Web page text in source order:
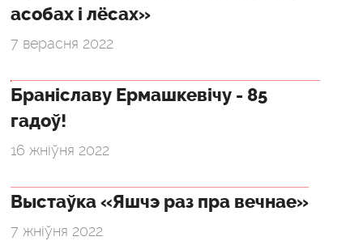
асобах і лёсах»
7 верасня 2022
Браніславу Ермашкевічу - 85
гадоў!
16 жніўня 2022
Выстаўка «Яшчэ раз пра вечнае»
7 жніўня 2022